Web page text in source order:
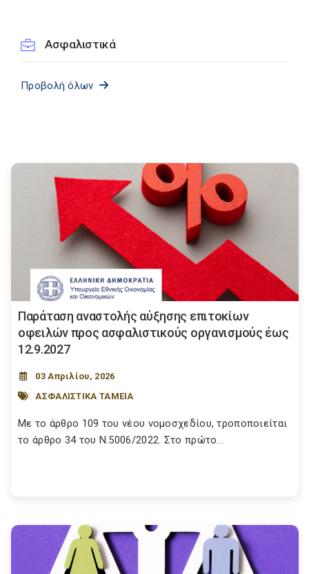
Ασφαλιστικά
Προβολή όλων
Παράταση αναστολής αύξησης επιτοκίων
οφειλών προς ασφαλιστικούς οργανισμούς έως
12.9.2027
03 Απριλίου, 2026
ΑΣΦΑΛΙΣΤΙΚΑ ΤΑΜΕΙΑ
Με το άρθρο 109 του νέου νομοσχεδίου, τροποποιείται
το άρθρο 34 του Ν.5006/2022. Στο πρώτο...